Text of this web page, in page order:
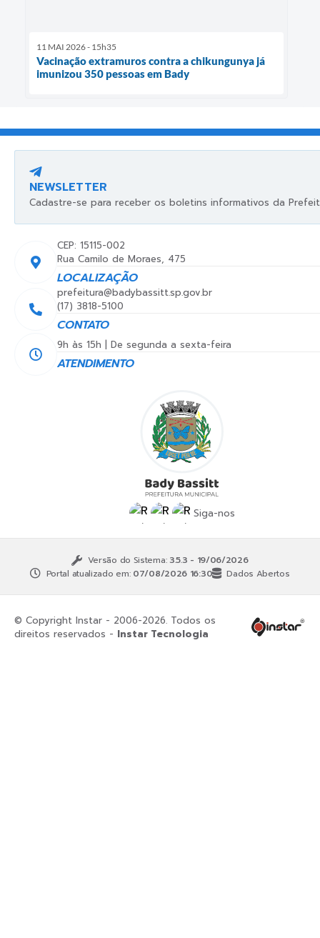
11 MAI 2026 - 15h35
Vacinação extramuros contra a chikungunya já
imunizou 350 pessoas em Bady
Siga-nos
LOCALIZAÇÃO
Rua Camilo de Moraes, 475
CEP: 15115-002
CONTATO
(17) 3818-5100
prefeitura@badybassitt.sp.gov.br
ATENDIMENTO
9h às 15h | De segunda a sexta-feira
NEWSLETTER
Cadastre-se para receber os boletins informativos da
Versão do Sistema: 3.5.3 - 19/06/2026
Portal atualizado em: 07/08/2026 16:30 Dados Abertos
© Copyright Instar - 2006-2026. Todos os
direitos reservados - Instar Tecnologia